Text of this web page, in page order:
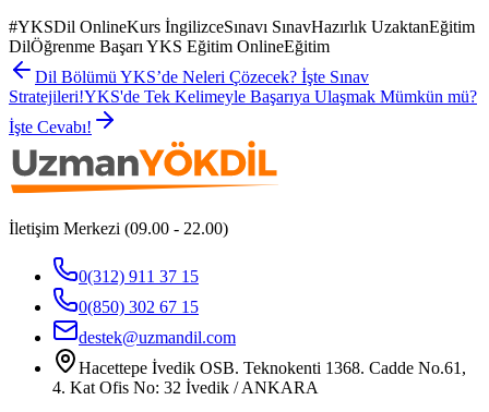
#YKSDil OnlineKurs İngilizceSınavı SınavHazırlık UzaktanEğitim
DilÖğrenme Başarı YKS Eğitim OnlineEğitim
Dil Bölümü YKS’de Neleri Çözecek? İşte Sınav
Stratejileri!YKS'de Tek Kelimeyle Başarıya Ulaşmak Mümkün mü?
İşte Cevabı!
İletişim Merkezi (09.00 - 22.00)
0(312) 911 37 15
0(850) 302 67 15
destek@uzmandil.com
Hacettepe İvedik OSB. Teknokenti 1368. Cadde No.61,
4. Kat Ofis No: 32 İvedik / ANKARA